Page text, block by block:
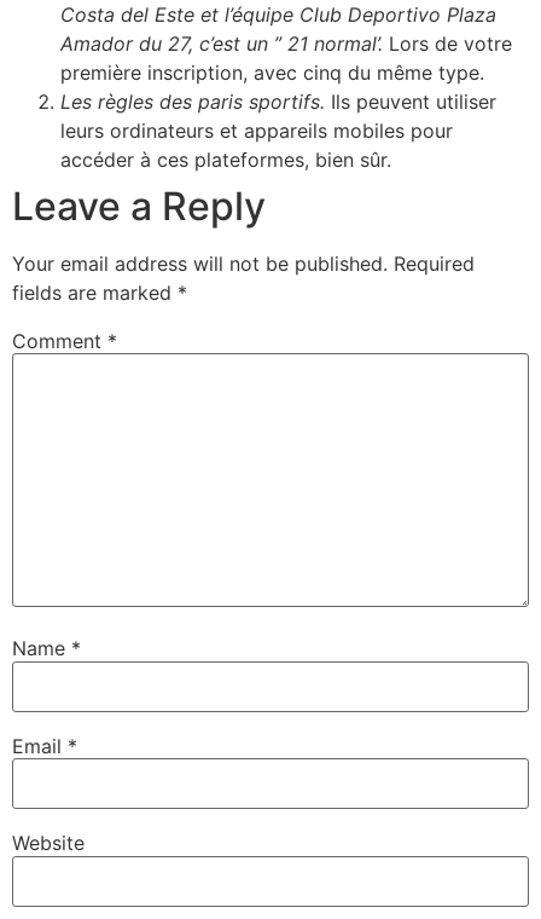
Costa del Este et l’équipe Club Deportivo Plaza
Amador du 27, c’est un ” 21 normal’. Lors de votre
première inscription, avec cinq du même type.
Les règles des paris sportifs. Ils peuvent utiliser
leurs ordinateurs et appareils mobiles pour
accéder à ces plateformes, bien sûr.
Leave a Reply
Your email address will not be published. Required
fields are marked *
Comment *
Name *
Email *
Website